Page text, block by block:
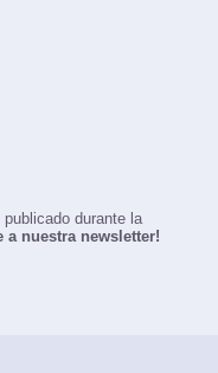
durante la
a nuestra newsletter!